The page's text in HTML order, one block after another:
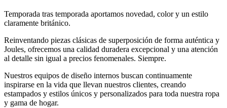
Temporada tras temporada aportamos novedad, color y un estilo
claramente británico.
Reinventando piezas clásicas de superposición de forma auténtica y
Joules, ofrecemos una calidad duradera excepcional y una atención
al detalle sin igual a precios fenomenales. Siempre.
Nuestros equipos de diseño internos buscan continuamente
inspirarse en la vida que llevan nuestros clientes, creando
estampados y estilos únicos y personalizados para toda nuestra ropa
y gama de hogar.